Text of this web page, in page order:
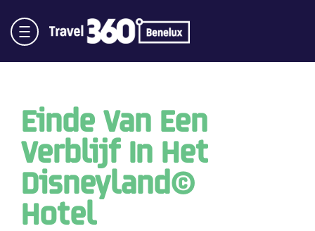
Einde Van Een
Verblijf In Het
Disneyland®
Hotel